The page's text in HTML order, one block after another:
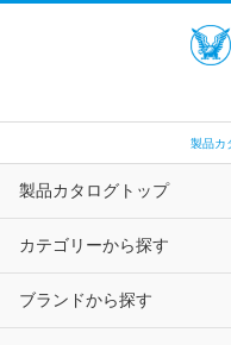
製品カ
製品カタログトップ
カテゴリーから探す
ブランドから探す